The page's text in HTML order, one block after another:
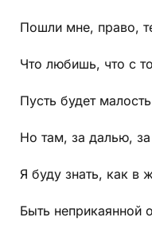
Пошли мне, право,
Что любишь, что с
Пусть будет
Но там, за далью,
Я буду знать, как в
Быть неприкаянной